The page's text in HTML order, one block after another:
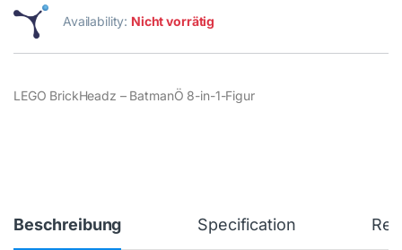
Availability: Nicht vorrätig
LEGO BrickHeadz – BatmanÖ 8-in-1-Figur
Beschreibung Specification